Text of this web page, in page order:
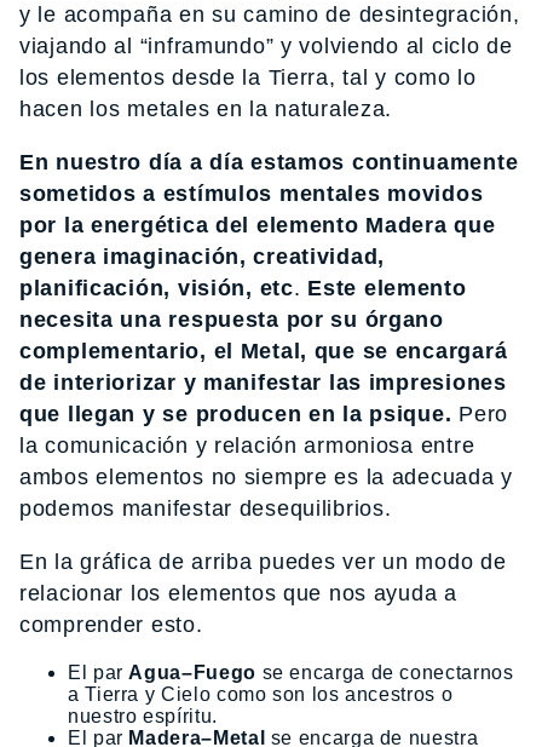
y le acompaña en su camino de desintegración,
viajando al “inframundo” y volviendo al ciclo de
los elementos desde la Tierra, tal y como lo
hacen los metales en la naturaleza.
En nuestro día a día estamos continuamente
sometidos a estímulos mentales movidos
por la energética del elemento Madera que
genera imaginación, creatividad,
planificación, visión, etc. Este elemento
necesita una respuesta por su órgano
complementario, el Metal, que se encargará
de interiorizar y manifestar las impresiones
que llegan y se producen en la psique. Pero
la comunicación y relación armoniosa entre
ambos elementos no siempre es la adecuada y
podemos manifestar desequilibrios.
En la gráfica de arriba puedes ver un modo de
relacionar los elementos que nos ayuda a
comprender esto.
El parAgua–Fuego se encarga de conectarnos
a Tierra y Cielo como son los ancestros o
nuestro espíritu.
El par Madera–Metal se encarga de nuestra